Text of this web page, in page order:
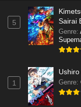
5
Sairai
Genre:
1 Genre: